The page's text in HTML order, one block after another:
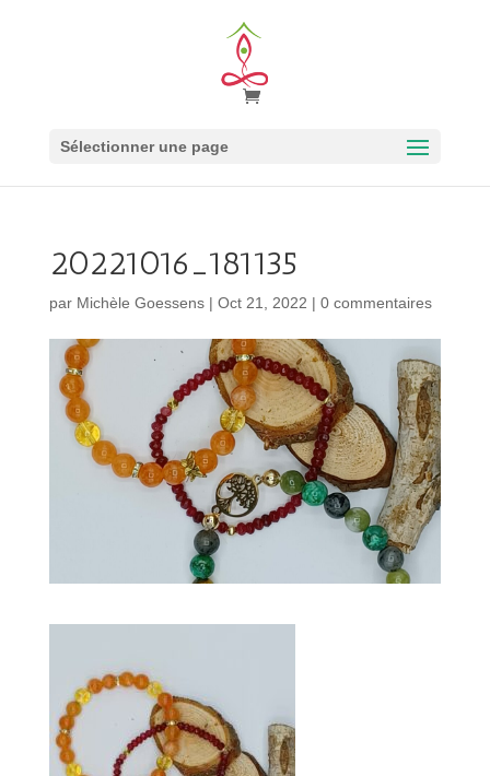
Sélectionner une page
20221016_181135
par Michèle Goessens| Oct 21, 2022 | 0 commentaires